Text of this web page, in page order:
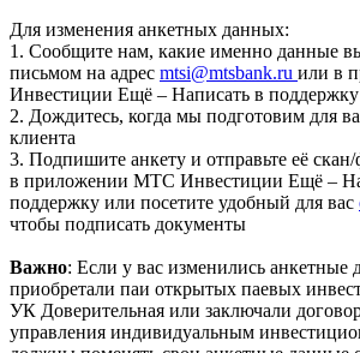
Для изменения анкетных данных:
1. Сообщите нам, какие именно данные
письмом на адрес mtsi@mtsbank.ru или в
Инвестиции Ещё – Написать в поддержку
2. Дождитесь, когда мы подготовим для
клиента
3. Подпишите анкету и отправьте её
в приложении МТС Инвестиции Ещё –
поддержку или посетите удобный для вас
чтобы подписать документы
Важно: Если у вас изменились анкетные
приобретали паи открытых паевых
УК Доверительная или заключали договор
управления индивидуальным